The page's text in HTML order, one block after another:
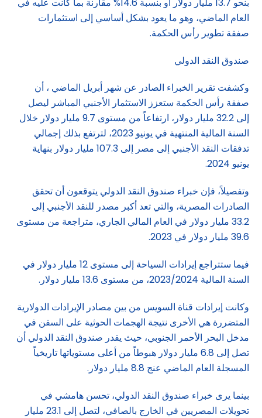
العام الماضي، وهو ما يعود بشكل أساسي إلى استثمارات
صفقة تطوير رأس الحكمة.
صندوق النقد الدولي
وكشفت تقرير الخبراء الصادر عن شهر أبريل الماضي ، أن
صفقة رأس الحكمة ستعزز الاستثمار الأجنبي المباشر ليصل
إلى 32.2 مليار دولار، ارتفاعاً من مستوى 9.7 مليار دولار خلال
السنة المالية المنتهية في يونيو 2023، لترتفع بذلك إجمالي
تدفقات النقد الأجنبي إلى مصر إلى 107.3 مليار دولار بنهاية
يونيو 2024.
وتفصيلاً، فإن خبراء صندوق النقد الدولي يتوقعون أن تحقق
الصادرات المصرية، والتي تعد أكبر مصدر للنقد الأجنبي إلى
33.2 مليار دولار في العام المالي الجاري، متراجعة من مستوى
39.6 مليار دولار في 2023.
فيما ستتراجع إيرادات السياحة إلى مستوى 12 مليار دولار في
السنة المالية 2023/2024، من مستوى 13.6 مليار دولار.
وكانت إيرادات قناة السويس من بين مصادر الإيرادات الدولارية
المتضررة هي الأخرى نتيجة الهجمات الحوثية على السفن في
مدخل البحر الأحمر الجنوبي، حيث يقدر صندوق النقد الدولي أن
تصل إلى 6.8 مليار دولار هبوطاً من أعلى مستوياتها تاريخياً
المسجلة العام الماضي عنج 8.8 مليار دولار.
بينما يرى خبراء صندوق النقد الدولي، تحسن هامشي في
تحويلات المصريين في الخارج بالصافي، لتصل إلى 23.1 مليار